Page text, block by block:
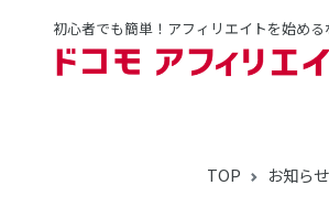
初心者でも簡単！アフィリエイトを始め
TOP
お知らせ